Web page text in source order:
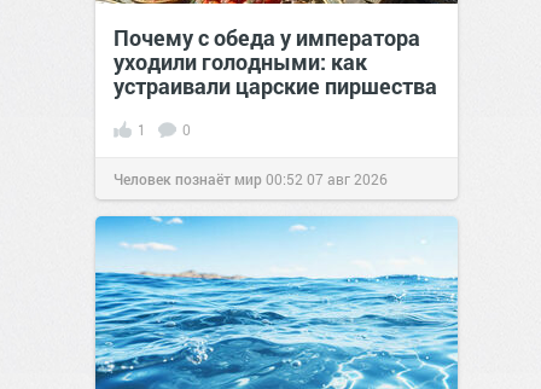
Почему с обеда у императора
уходили голодными: как
устраивали царские пиршества
1 0
Человек познаёт мир00:52 07 авг 2026